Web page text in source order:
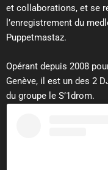
et collaborations, et se
l’enregistrement du
Puppetmastaz.
Opérant depuis 2008
Genève, il est un des 2
du groupe le S’1drom.